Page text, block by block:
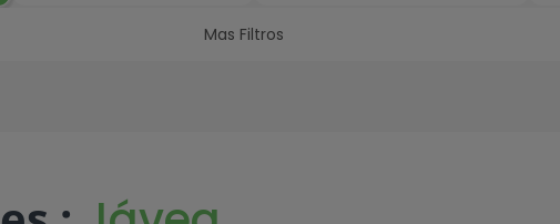
Casa de pueblo
Mas Filtros